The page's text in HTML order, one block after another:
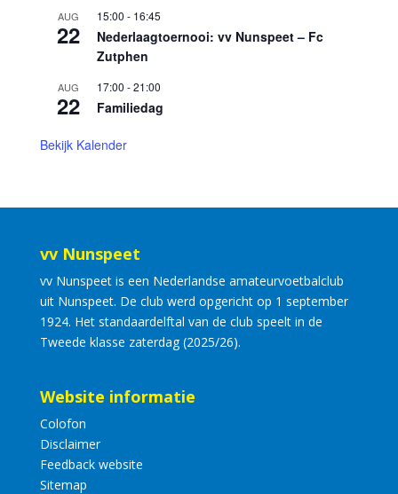
AUG
22
15:00 - 16:45
Nederlaagtoernooi: vv Nunspeet – Fc
Zutphen
AUG
22
17:00 -21:00
Familiedag
Bekijk Kalender
vv Nunspeet
vv Nunspeet is een Nederlandse amateurvoetbalclub
uit Nunspeet. De club werd opgericht op 1 september
1924. Het standaardelftal van de club speelt in de
Tweede klasse zaterdag (2025/26).
Website informatie
Colofon
Disclaimer
Feedback website
Sitemap